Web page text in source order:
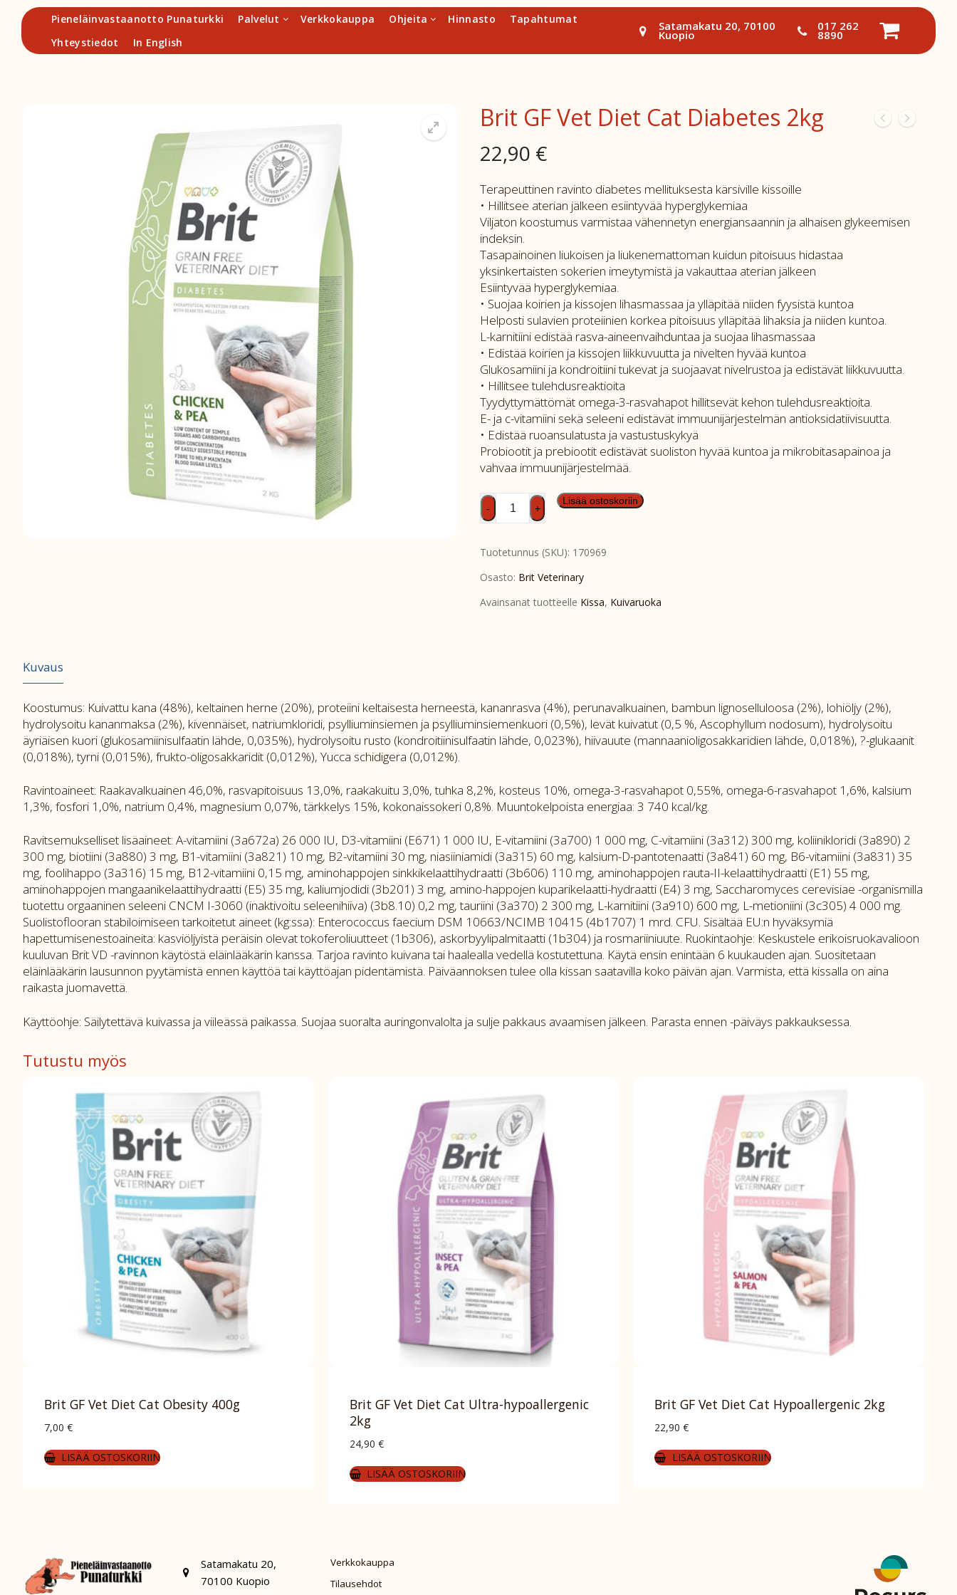
Hyppää
sisältöön
Pieneläinvastaanotto Punaturkki Palvelut Verkkokauppa Ohjeita Hinnasto
Tapahtumat
Yhteystiedot
In English
Satamakatu 20, 70100
Kuopio
017 262
8890
Brit GF Vet Diet Cat Diabetes 2kg
22,90 €
Terapeuttinen ravinto diabetes mellituksesta kärsiville kissoille
• Hillitsee aterian jälkeen esiintyvää hyperglykemiaa
Viljaton koostumus varmistaa vähennetyn energiansaannin ja alhaisen glykeemisen
indeksin.
Tasapainoinen liukoisen ja liukenemattoman kuidun pitoisuus hidastaa
yksinkertaisten sokerien imeytymistä ja vakauttaa aterian jälkeen
Esiintyvää hyperglykemiaa.
• Suojaa koirien ja kissojen lihasmassaa ja ylläpitää niiden fyysistä kuntoa
Helposti sulavien proteiinien korkea pitoisuus ylläpitää lihaksia ja niiden kuntoa.
L-karnitiini edistää rasva-aineenvaihduntaa ja suojaa lihasmassaa
• Edistää koirien ja kissojen liikkuvuutta ja nivelten hyvää kuntoa
Glukosamiini ja kondroitiini tukevat ja suojaavat nivelrustoa ja edistävät liikkuvuutta.
• Hillitsee tulehdusreaktioita
Tyydyttymättömät omega-3-rasvahapot hillitsevät kehon tulehdusreaktioita.
E- ja c-vitamiini sekä seleeni edistävät immuunijärjestelmän antioksidatiivisuutta.
• Edistää ruoansulatusta ja vastustuskykyä
Probiootit ja prebiootit edistävät suoliston hyvää kuntoa ja mikrobitasapainoa ja
vahvaa immuunijärjestelmää.
Brit
GF
Diet
Cat
2kg
- +
Lisää ostoskoriin
Tuotetunnus (SKU): 170969
Osasto: Brit Veterinary
Avainsanat tuotteelle Kissa, Kuivaruoka
Kuvaus
Koostumus: Kuivattu kana (48%), keltainen herne (20%), proteiini keltaisesta herneestä, kananrasva (4%), perunavalkuainen, bambun lignoselluloosa (2%), lohiöljy (2%),
hydrolysoitu kananmaksa (2%), kivennäiset, natriumkloridi, psylliuminsiemen ja psylliuminsiemenkuori (0,5%), levät kuivatut (0,5 %, Ascophyllum nodosum), hydrolysoitu
äyriäisen kuori (glukosamiinisulfaatin lähde, 0,035%), hydrolysoitu rusto (kondroitiinisulfaatin lähde, 0,023%), hiivauute (mannaanioligosakkaridien lähde, 0,018%), ?-glukaanit
(0,018%), tyrni (0,015%), frukto-oligosakkaridit (0,012%), Yucca schidigera (0,012%).
Ravintoaineet: Raakavalkuainen 46,0%, rasvapitoisuus 13,0%, raakakuitu 3,0%, tuhka 8,2%, kosteus 10%, omega-3-rasvahapot 0,55%, omega-6-rasvahapot 1,6%, kalsium
1,3%, fosfori 1,0%, natrium 0,4%, magnesium 0,07%, tärkkelys 15%, kokonaissokeri 0,8%. Muuntokelpoista energiaa: 3 740 kcal/kg.
Ravitsemukselliset lisäaineet: A-vitamiini (3a672a) 26 000 IU, D3-vitamiini (E671) 1 000 IU, E-vitamiini (3a700) 1 000 mg, C-vitamiini (3a312) 300 mg, koliinikloridi (3a890) 2
300 mg, biotiini (3a880) 3 mg, B1-vitamiini (3a821) 10 mg, B2-vitamiini 30 mg, niasiiniamidi (3a315) 60 mg, kalsium-D-pantotenaatti (3a841) 60 mg, B6-vitamiini (3a831) 35
mg, foolihappo (3a316) 15 mg, B12-vitamiini 0,15 mg, aminohappojen sinkkikelaattihydraatti (3b606) 110 mg, aminohappojen rauta-II-kelaattihydraatti (E1) 55 mg,
aminohappojen mangaanikelaattihydraatti (E5) 35 mg, kaliumjodidi (3b201) 3 mg, amino-happojen kuparikelaatti-hydraatti (E4) 3 mg, Saccharomyces cerevisiae -organismilla
tuotettu orgaaninen seleeni CNCM I-3060 (inaktivoitu seleenihiiva) (3b8.10) 0,2 mg, tauriini (3a370) 2 300 mg, L-karnitiini (3a910) 600 mg, L-metioniini (3c305) 4 000 mg.
Suolistoflooran stabiloimiseen tarkoitetut aineet (kg:ssa): Enterococcus faecium DSM 10663/NCIMB 10415 (4b1707) 1 mrd. CFU. Sisältää EU:n hyväksymiä
hapettumisenestoaineita: kasviöljyistä peräisin olevat tokoferoliuutteet (1b306), askorbyylipalmitaatti (1b304) ja rosmariiniuute. Ruokintaohje: Keskustele erikoisruokavalioon
kuuluvan Brit VD -ravinnon käytöstä eläinlääkärin kanssa. Tarjoa ravinto kuivana tai haalealla vedellä kostutettuna. Käytä ensin enintään 6 kuukauden ajan. Suositetaan
eläinlääkärin lausunnon pyytämistä ennen käyttöä tai käyttöajan pidentämistä. Päiväannoksen tulee olla kissan saatavilla koko päivän ajan. Varmista, että kissalla on aina
raikasta juomavettä.
Käyttöohje: Säilytettävä kuivassa ja viileässä paikassa. Suojaa suoralta auringonvalolta ja sulje pakkaus avaamisen jälkeen. Parasta ennen -päiväys pakkauksessa.
Tutustu myös
Brit GF Vet Diet Cat Obesity 400g
7,00 €
LISÄÄ OSTOSKORIIN
Brit GF Vet Diet Cat Ultra-hypoallergenic
2kg
24,90 €
LISÄÄ OSTOSKORIIN
Brit GF Vet Diet Cat Hypoallergenic 2kg
22,90€
LISÄÄ OSTOSKORIIN
Satamakatu 20,
70100 Kuopio
Verkkokauppa
Tilausehdot